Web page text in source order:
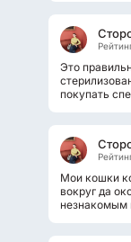
Это
покупать
Мои кошки
вокруг да